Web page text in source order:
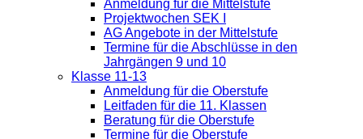
Anmeldung für die Mittelstufe
Projektwochen SEK I
AG Angebote in der Mittelstufe
Termine für die Abschlüsse in den
Jahrgängen 9 und 10
Klasse 11-13
Anmeldung für die Oberstufe
Leitfaden für die 11. Klassen
Beratung für die Oberstufe
Termine für die Oberstufe